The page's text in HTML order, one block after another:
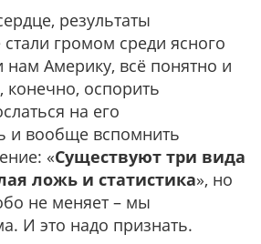
результаты
громом среди ясного
нам Америку, всё понятно и
оспорить
на его
и вообще вспомнить
«Существуют три вида
ложь и статистика», но
не меняет – мы
И это надо признать.